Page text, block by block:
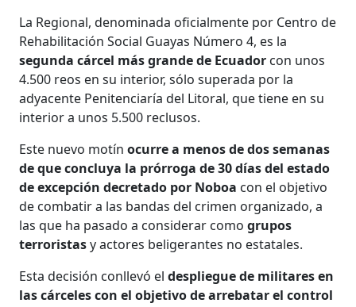
La Regional, denominada oficialmente por Centro de
Rehabilitación Social Guayas Número 4, es la
segunda cárcel más grande de Ecuador con unos
4.500 reos en su interior, sólo superada por la
adyacente Penitenciaría del Litoral, que tiene en su
interior a unos 5.500 reclusos.
Este nuevo motín ocurre a menos de dos semanas
de que concluya la prórroga de 30 días del estado
de excepción decretado por Noboa con el objetivo
de combatir a las bandas del crimen organizado, a
las que ha pasado a considerar como grupos
terroristasy actores beligerantes no estatales.
Esta decisión conllevó eldespliegue de militares en
las cárceles con el objetivo de arrebatar el control